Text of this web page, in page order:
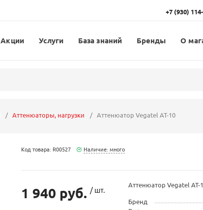
+7 (930)
Акции Услуги База знаний Бренды О
Аттенюаторы, нагрузки Аттенюатор Vegatel AT-10
Код товара: R00527 Наличие: много
1 940 руб. / шт.
Аттенюатор Vegatel AT-
Бренд